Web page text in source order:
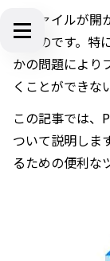
「ファイルが開
るものです。特
かの問題により
くことができな
この記事では、
ついて説明しま
るための便利な